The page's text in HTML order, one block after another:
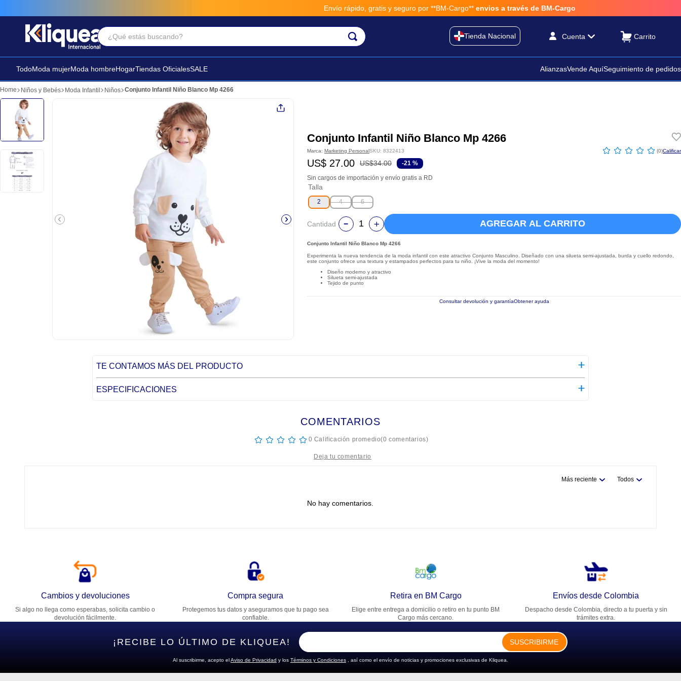
Envío rápido, gratis y seguro por **BM-Cargo** envios a través de BM-Cargo
¿Qué estás buscando?
Tienda Nacional Cuenta
TodoModa mujerModa hombreHogarTiendas OficialesSALE AlianzasVende AquíSeguimiento de pedidos
Niños y Bebés Moda Infantil Niños Conjunto Infantil Niño Blanco Mp 4266
Conjunto Infantil Niño Blanco Mp 4266
Marca: Marketing PersonalSKU: 8322413 ☆ ☆ ☆ ☆ ☆ (0)
US$ 27.00 US$34.00 -21 %
Sin cargos de importación y envío gratis a RD
Talla
2 4 6
Cantidad AGREGAR AL CARRITO
Conjunto Infantil Niño Blanco Mp 4266
Experimenta la nueva tendencia de la moda infantil con este atractivo Conjunto Masculino. Diseñado con una silueta semi-ajustada, burda y cuello redondo,
este conjunto ofrece una textura y estampados perfectos para tu niño. ¡Vive la moda del momento!
Diseño moderno y atractivo
Silueta semi-ajustada
Tejido de punto
Consultar devolución y garantíaObtener ayuda
TE CONTAMOS MÁS DEL PRODUCTO
ESPECIFICACIONES
COMENTARIOS
☆ ☆ ☆ ☆ ☆ 0 Calificación promedio(0 comentarios)
Dirección de email
Escribe un comentario
Más reciente Todos
No hay comentarios.
Cambios y devoluciones
Si algo no llega como esperabas, solicita cambio o
devolución fácilmente.
Compra segura
Protegemos tus datos y aseguramos que tu pago sea
confiable.
Retira en BM Cargo
Elige entre entrega a domicilio o retiro en tu punto BM
Cargo más cercano.
Envíos desde Colombia
Despacho desde Colombia, directo a tu puerta y sin
trámites extra.
¡RECIBE LO ÚLTIMO DE KLIQUEA! SUSCRIBIRME
Al suscribirme, acepto elAviso de Privacidad y los Términos y Condiciones , así como el envío de noticias y promociones exclusivas de Kliquea.
Términos Más Buscados
2. sandalia